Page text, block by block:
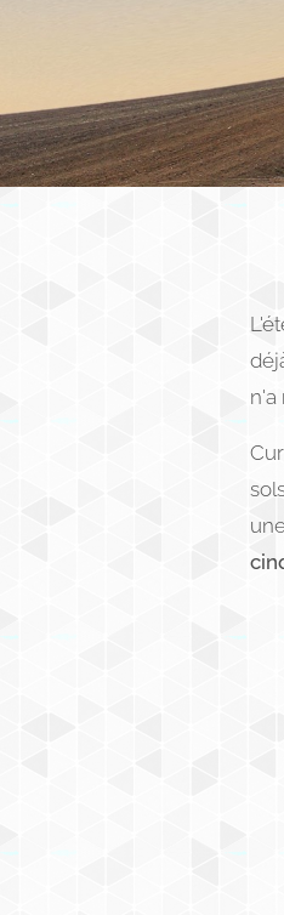
n'a